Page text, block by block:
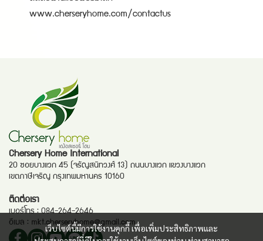
www.cherseryhome.com/contactus
เว็บไซต์นี้มีการใช้งานคุกกี้ เพื่อเพิ่มประสิทธิภาพและ
Chersery Home International
20 ซอยบางแวก 45 (จรัญสนิทวงศ์ 13) ถนนบางแวก แขวงบางแวก
เขตภาษีเจริญ กรุงเทพมหานคร 10160
ติดต่อเรา
เบอร์โทร :084-264-2646
อีเมล : mkt.cherseryhome@gmail.com